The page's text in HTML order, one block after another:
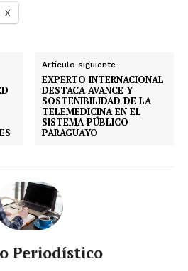
X
Artículo siguiente
EXPERTO INTERNACIONAL
DESTACA AVANCE Y
SOSTENIBILIDAD DE LA
TELEMEDICINA EN EL
SISTEMA PÚBLICO
PARAGUAYO
Periodístico